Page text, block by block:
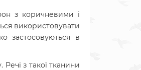
з коричневими і
використовувати
застосовуються в
з такої тканини